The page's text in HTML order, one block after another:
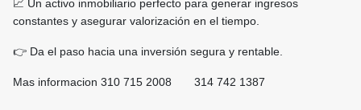
📈 Un activo inmobiliario perfecto para generar ingresos
constantes y asegurar valorización en el tiempo.
👉 Da el paso hacia una inversión segura y rentable.
Mas informacion 310 715 2008 314 742 1387